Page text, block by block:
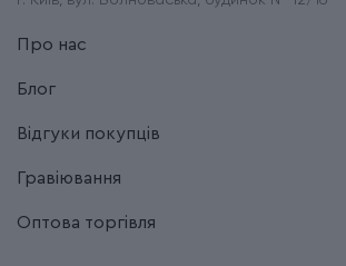
Про нас
Блог
Відгуки покупців
Гравіювання
Оптова торгівля